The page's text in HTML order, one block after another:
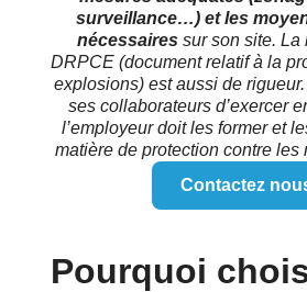
surveillance…) et les
nécessaires sur son site. La
DRPCE (document relatif à la
explosions) est aussi de
ses collaborateurs d’exercer
l’employeur doit les former et
matière de protection contre les
Contactez
Pourquoi